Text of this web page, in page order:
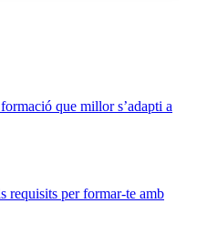
que millor s’adapti a
requisits per formar-te amb